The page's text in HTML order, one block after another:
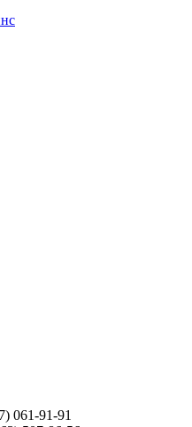
061-91-91